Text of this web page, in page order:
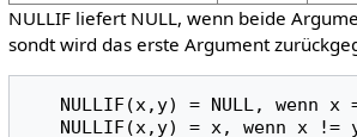
NULLIF liefert NULL, wenn beide
sondt wird das erste Argument